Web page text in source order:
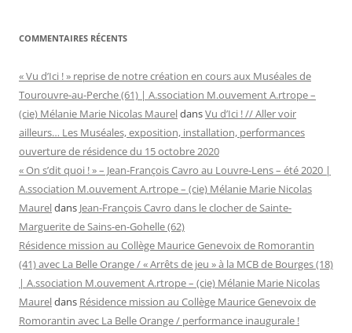
COMMENTAIRES RÉCENTS
« Vu d’Ici ! » reprise de notre création en cours aux Muséales de
Tourouvre-au-Perche (61) | A.ssociation M.ouvement A.rtrope –
(cie) Mélanie Marie Nicolas MaureldansVu d’Ici ! // Aller voir
ailleurs… Les Muséales, exposition, installation, performances
ouverture de résidence du 15 octobre 2020
« On s’dit quoi ! » – Jean-François Cavro au Louvre-Lens – été 2020 |
A.ssociation M.ouvement A.rtrope – (cie) Mélanie Marie Nicolas
Maureldans Jean-François Cavro dans le clocher de Sainte-
Marguerite de Sains-en-Gohelle (62)
Résidence mission au Collège Maurice Genevoix de Romorantin
(41) avec La Belle Orange / « Arrêts de jeu » à la MCB de Bourges (18)
| A.ssociation M.ouvement A.rtrope – (cie) Mélanie Marie Nicolas
Maureldans Résidence mission au Collège Maurice Genevoix de
Romorantin avec La Belle Orange / performance inaugurale !